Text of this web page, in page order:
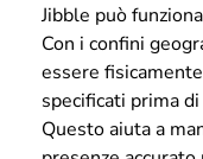
Jibble può
Con i confini
essere
specificati prima
Questo aiuta a